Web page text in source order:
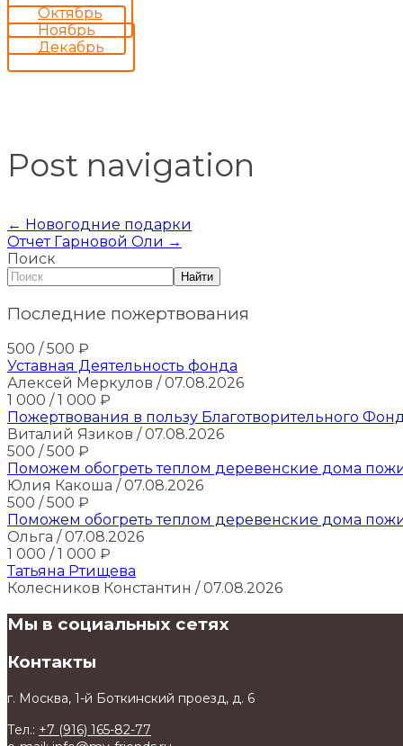
Октябрь
Ноябрь
Декабрь
Post navigation
← Новогодние подарки
Отчет Гарновой Оли →
Поиск
Найти
Последние пожертвования
500 / 500 ₽
Уставная Деятельность фонда
Алексей Меркулов / 07.08.2026
1 000 / 1 000 ₽
Пожертвования в пользу Благотворительного
Виталий Язиков / 07.08.2026
500 / 500 ₽
Поможем обогреть теплом деревенские дома
Юлия Какоша / 07.08.2026
500 / 500 ₽
Поможем обогреть теплом деревенские дома
Oльга / 07.08.2026
1 000 / 1 000 ₽
Татьяна Ртищева
Колесников Константин / 07.08.2026
Мы в социальных сетях
Контакты
г. Москва, 1-й Боткинский проезд, д. 6
Тел.: +7 (916) 165-82-77